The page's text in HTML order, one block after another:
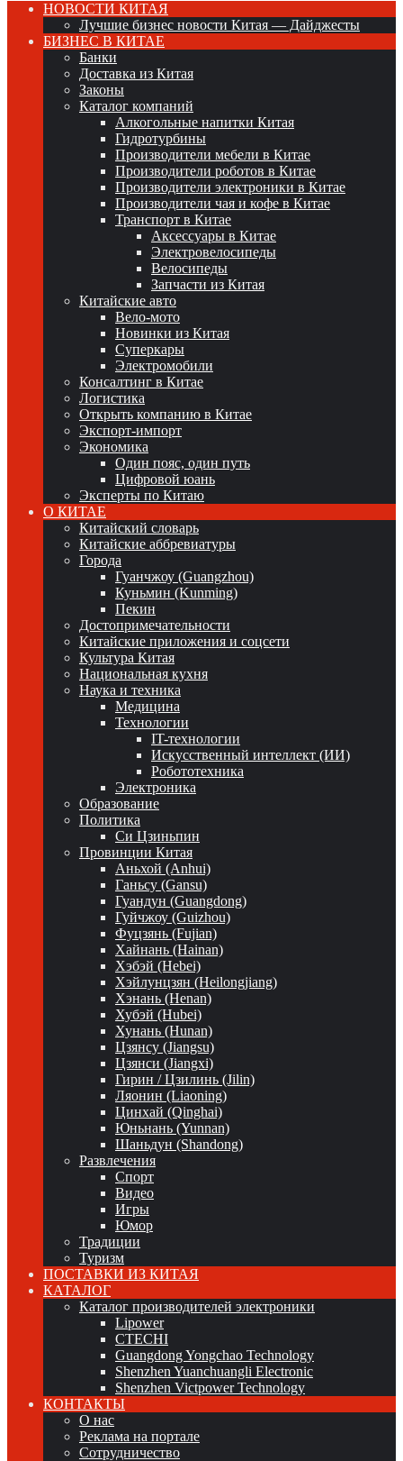
НОВОСТИ КИТАЯ
Лучшие бизнес новости Китая — Дайджесты
БИЗНЕС В КИТАЕ
Банки
Доставка из Китая
Законы
Каталог компаний
Алкогольные напитки Китая
Гидротурбины
Производители мебели в Китае
Производители роботов в Китае
Производители электроники в Китае
Производители чая и кофе в Китае
Транспорт в Китае
Аксессуары в Китае
Электровелосипеды
Велосипеды
Запчасти из Китая
Китайские авто
Вело-мото
Новинки из Китая
Суперкары
Электромобили
Консалтинг в Китае
Логистика
Открыть компанию в Китае
Экспорт-импорт
Экономика
Один пояс, один путь
Цифровой юань
Эксперты по Китаю
О КИТАЕ
Китайский словарь
Китайские аббревиатуры
Города
Гуанчжоу (Guangzhou)
Куньмин (Kunming)
Пекин
Достопримечательности
Китайские приложения и соцсети
Культура Китая
Национальная кухня
Наука и техника
Медицина
Технологии
IT-технологии
Искусственный интеллект (ИИ)
Робототехника
Электроника
Образование
Политика
Си Цзиньпин
Провинции Китая
Аньхой (Anhui)
Ганьсу (Gansu)
Гуандун (Guangdong)
Гуйчжоу (Guizhou)
Фуцзянь (Fujian)
Хайнань (Hainan)
Хэбэй (Hebei)
Хэйлунцзян (Heilongjiang)
Хэнань (Henan)
Хубэй (Hubei)
Хунань (Hunan)
Цзянсу (Jiangsu)
Цзянси (Jiangxi)
Гирин / Цзилинь (Jilin)
Ляонин (Liaoning)
Цинхай (Qinghai)
Юньнань (Yunnan)
Шаньдун (Shandong)
Развлечения
Спорт
Видео
Игры
Юмор
Традиции
Туризм
ПОСТАВКИ ИЗ КИТАЯ
КАТАЛОГ
Каталог производителей электроники
Lipower
CTECHI
Guangdong Yongchao Technology
Shenzhen Yuanchuangli Electronic
Shenzhen Victpower Technology
КОНТАКТЫ
О нас
Реклама на портале
Сотрудничество